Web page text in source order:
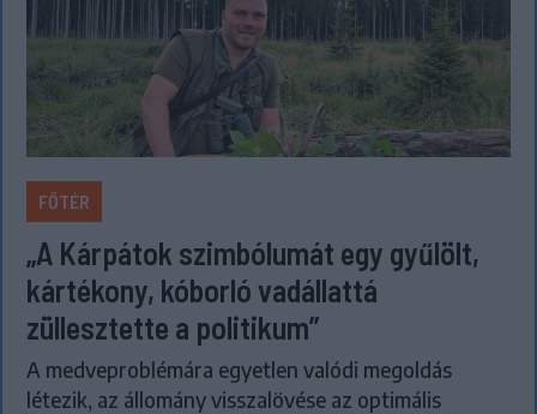
FŐTÉR
„A Kárpátok szimbólumát egy gyűlölt,
kártékony, kóborló vadállattá
züllesztette a politikum”
A medveproblémára egyetlen valódi megoldás
létezik, az állomány visszalövése az optimális